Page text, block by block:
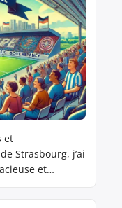
et
Strasbourg, j’ai
et